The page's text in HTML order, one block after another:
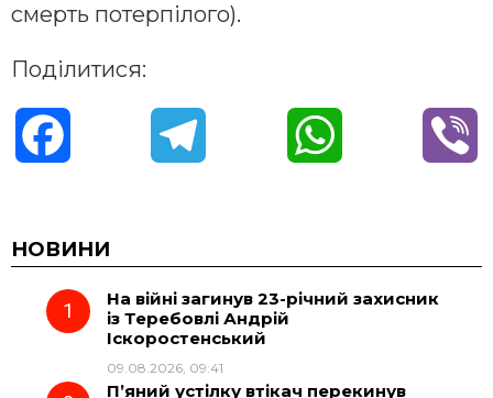
смерть потерпілого).
Поділитися:
c
e e t
НОВИНИ
На війні загинув 23-річний захисник
із Теребовлі Андрій
Іскоростенський
09.08.2026, 09:41
П’яний устілку втікач перекинув